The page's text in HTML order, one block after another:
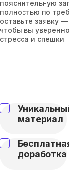
пояснительную
полностью по
оставьте заявку
чтобы вы
стресса и спешки
материал
доработка